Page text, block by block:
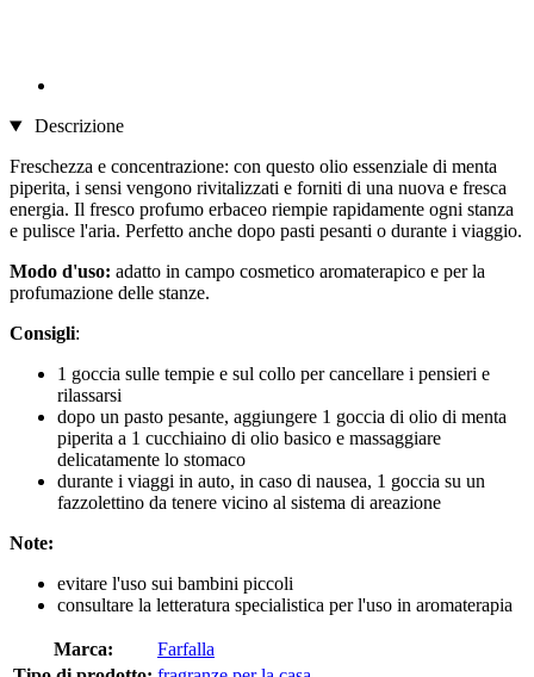
Descrizione
Freschezza e concentrazione: con questo olio essenziale di menta
piperita, i sensi vengono rivitalizzati e forniti di una nuova e fresca
energia. Il fresco profumo erbaceo riempie rapidamente ogni stanza
e pulisce l'aria. Perfetto anche dopo pasti pesanti o durante i viaggio.
Modo d'uso: adatto in campo cosmetico aromaterapico e per la
profumazione delle stanze.
Consigli:
1 goccia sulle tempie e sul collo per cancellare i pensieri e
rilassarsi
dopo un pasto pesante, aggiungere 1 goccia di olio di menta
piperita a 1 cucchiaino di olio basico e massaggiare
delicatamente lo stomaco
durante i viaggi in auto, in caso di nausea, 1 goccia su un
fazzolettino da tenere vicino al sistema di areazione
Note:
evitare l'uso sui bambini piccoli
consultare la letteratura specialistica per l'uso in aromaterapia
Marca:
Farfalla